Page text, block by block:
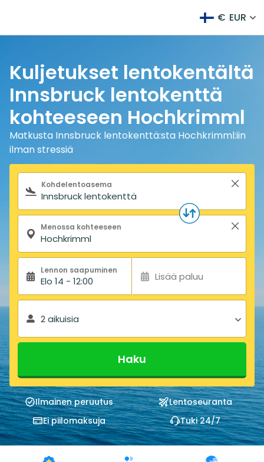
€ EUR
Kuljetukset lentokentältä
Innsbruck lentokenttä
kohteeseen Hochkrimml
Matkusta Innsbruck lentokenttä:sta Hochkrimml:iin
ilman stressiä
Hakulomake
Kohdelentoasema
Menossa kohteeseen
Lennon saapuminen
Elo 14 - 12:00 Lisää paluu
2 aikuisia
Haku
Ilmainen peruutus
Lentoseuranta
Ei piilomaksuja
Tuki 24/7